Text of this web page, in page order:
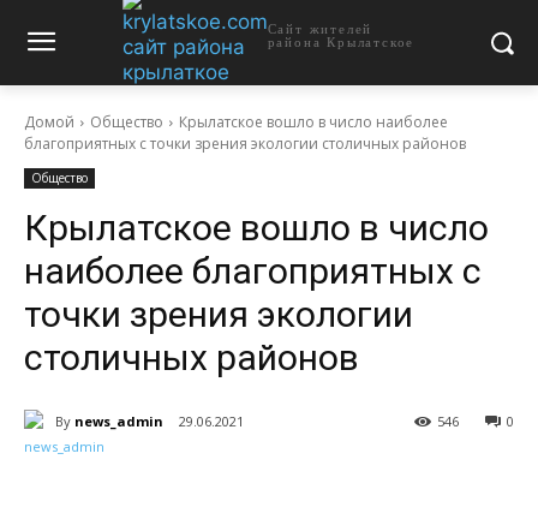
Сайт жителей
района Крылатское
Домой Общество
Крылатское вошло в число наиболее
благоприятных с точки зрения экологии столичных районов
Общество
Крылатское вошло в число
наиболее благоприятных с
точки зрения экологии
столичных районов
By news_admin 29.06.2021 0
546